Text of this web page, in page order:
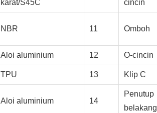
karat/S45C
cincin
NBR 11 Omboh
Aloi aluminium 12 O-cincin
TPU 13 Klip C
Aloi aluminium 14
Penutup
belakang